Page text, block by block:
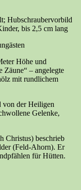
Hubschraubervorbild
bis 2,5 cm lang
Höhe und
– angelegte
mit rundlichem
von der Heiligen
Gelenke,
Christus) beschrieb
(Feld-Ahorn). Er
für Hütten.